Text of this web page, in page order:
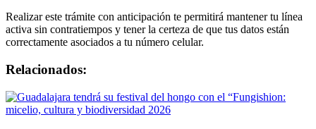
Realizar este trámite con anticipación te permitirá mantener tu línea
activa sin contratiempos y tener la certeza de que tus datos están
correctamente asociados a tu número celular.
Relacionados: